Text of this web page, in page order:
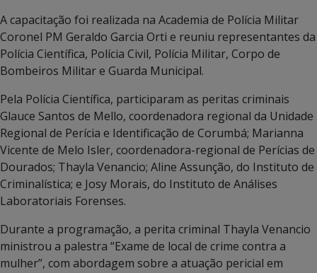
A capacitação foi realizada na Academia de Polícia Militar
Coronel PM Geraldo Garcia Orti e reuniu representantes da
Polícia Científica, Polícia Civil, Polícia Militar, Corpo de
Bombeiros Militar e Guarda Municipal.
Pela Polícia Científica, participaram as peritas criminais
Glauce Santos de Mello, coordenadora regional da Unidade
Regional de Perícia e Identificação de Corumbá; Marianna
Vicente de Melo Isler, coordenadora-regional de Perícias de
Dourados; Thayla Venancio; Aline Assunção, do Instituto de
Criminalística; e Josy Morais, do Instituto de Análises
Laboratoriais Forenses.
Durante a programação, a perita criminal Thayla Venancio
ministrou a palestra “Exame de local de crime contra a
mulher”, com abordagem sobre a atuação pericial em